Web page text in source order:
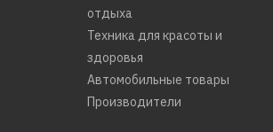
отдыха
Техника для красоты и
здоровья
Автомобильные товары
Производители